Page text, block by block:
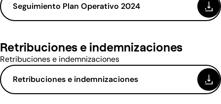
Seguimiento Plan Operativo 2024
(se abre en una nueva ventana)
Retribuciones e indemnizaciones
Retribuciones e indemnizaciones
Retribuciones e indemnizaciones
(se abre en una nueva ventana)